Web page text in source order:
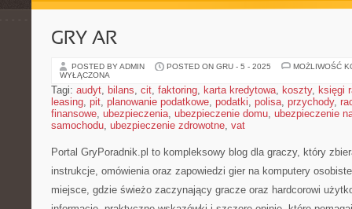
GRY AR
POSTED BY ADMIN POSTED ON GRU - 5 - 2025
MOŻLIWOŚĆ
WYŁĄCZONA
Tagi: audyt, bilans, cit, faktoring, karta kredytowa, koszty, księgi
leasing, pit, planowanie podatkowe, podatki, polisa, przychody,
finansowe, ubezpieczenia, ubezpieczenie domu, ubezpieczenie
samochodu, ubezpieczenie zdrowotne, vat
Portal GryPoradnik.pl to kompleksowy blog dla graczy, który
instrukcje, omówienia oraz zapowiedzi gier na komputery
miejsce, gdzie świeżo zaczynający gracze oraz hardcorowi